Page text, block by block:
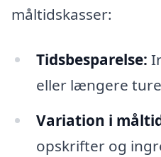
måltidskasser:
Tidsbesparelse:
eller længere
Variation i
opskrifter og